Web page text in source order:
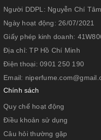
mang hơi hướng chút gỗ
đoạn ổn định mùi hương
thì là lúc diễn ra sự hòa
quyện tuyệt vời giữa Rêu
sồi, Xạ hương, Hổ Phách
và Va-ni. Nếu bạn đang
lâu thì #Insurrection II
Darklà một ứng viên
nặng ký.
Người DDPL: Nguyễn Chí Tâm
Ngày hoạt động: 26/07/2021
Giấy phép kinh doanh:
Địa chỉ:TP Hồ Chí Minh
Điện thoại: 0901 250 190
Email:
Chính sách
Quy chế hoạt động
Điều khoản sử dụng
Câu hỏi thường gặp